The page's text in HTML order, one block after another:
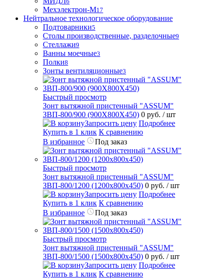
Мехэлектрон-М17
Нейтральное технологическое оборудование
Подтоварники5
Столы производственные, разделочные9
Стеллажи9
Ванны моечные3
Полки8
Зонты вентиляционные3
Быстрый просмотр
Зонт вытяжной пристенный "ASSUM"
ЗВП-800/900 (900Х800Х450) 0 руб. / шт
Запросить цену Подробнее
Купить в 1 клик К сравнению
В избранное
Под заказ
Быстрый просмотр
Зонт вытяжной пристенный "ASSUM"
ЗВП-800/1200 (1200х800х450) 0 руб. / шт
Запросить цену Подробнее
Купить в 1 клик К сравнению
В избранное
Под заказ
Быстрый просмотр
Зонт вытяжной пристенный "ASSUM"
ЗВП-800/1500 (1500х800х450) 0 руб. / шт
Запросить цену Подробнее
Купить в 1 клик К сравнению